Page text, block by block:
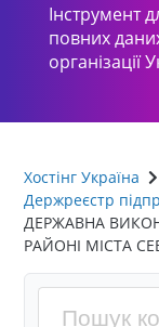
Інструмент
повних
організації
Хостінг Україна
Держреєстр
ДЕРЖАВНА
РАЙОНІ МІСТА